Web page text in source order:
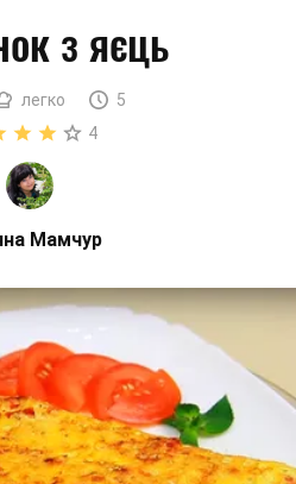
з яєць
легко
5
4
Мамчур